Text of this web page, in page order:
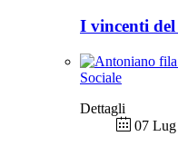
I vincenti
Sociale
Dettagli
07